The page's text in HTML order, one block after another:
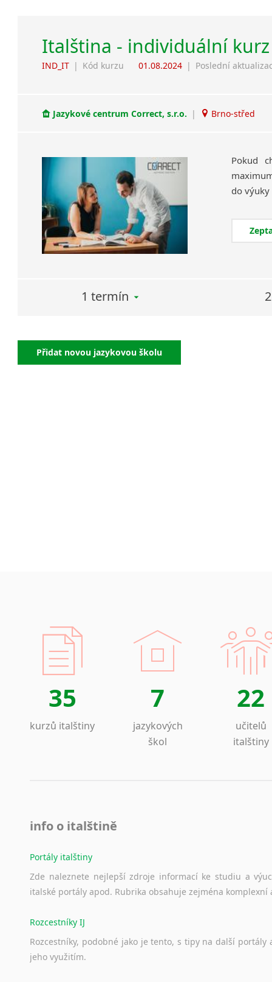
Italština - individuální
IND_IT | Kód kurzu 01.08.2024 | Poslední
Jazykové centrum Correct, s.r.o. | Brno-střed
Pokud
1 termín
Přidat novou jazykovou školu
35
kurzů italštiny
7
jazykových
škol
22
učitelů
italštiny
info o italštině
Portály italštiny
Zde naleznete nejlepší zdroje informací ke studiu a
italské portály apod. Rubrika obsahuje zejména komplexní
Rozcestníky IJ
Rozcestníky, podobné jako je tento, s tipy na další portály
jeho využitím.